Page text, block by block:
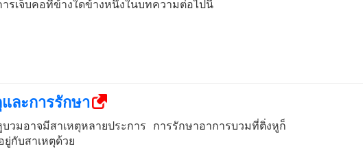
ารเจ็บคอที่ข้างใดข้างหนึ่งในบทความต่อไปนี้
ละการรักษา
บวมอาจมีสาเหตุหลายประการ การรักษาอาการบวมที่ติ่งหูก็
ยู่กับสาเหตุด้วย